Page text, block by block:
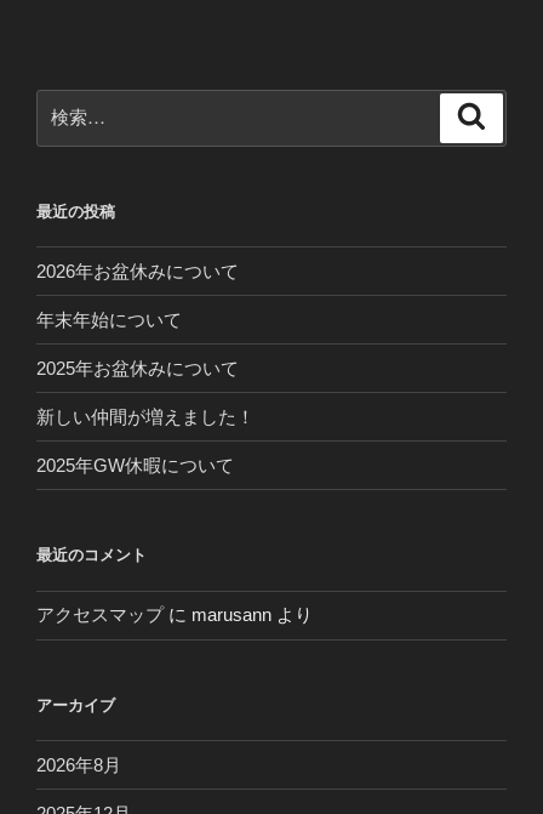
ン
索:
最近の投稿
2026年お盆休みについて
年末年始について
2025年お盆休みについて
新しい仲間が増えました！
2025年GW休暇について
最近のコメント
アクセスマップに marusann より
アーカイブ
2026年8月